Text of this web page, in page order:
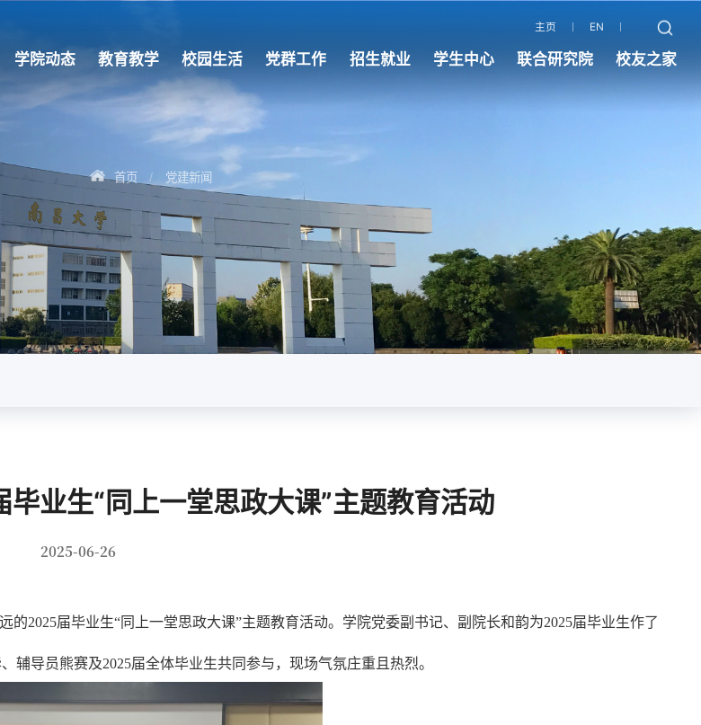
主页 EN
学院动态 教育教学 校园生活 党群工作 招生就业 学生中心 联合研究院 校友之家
首页 / 党建新闻
业生“同上一堂思政大课”主题教育活动
2025-06-26
2025届毕业生“同上一堂思政大课”主题教育活动。学院党委副书记、副院长和韵为2025届毕业生作了
导员熊赛及2025届全体毕业生共同参与，现场气氛庄重且热烈。